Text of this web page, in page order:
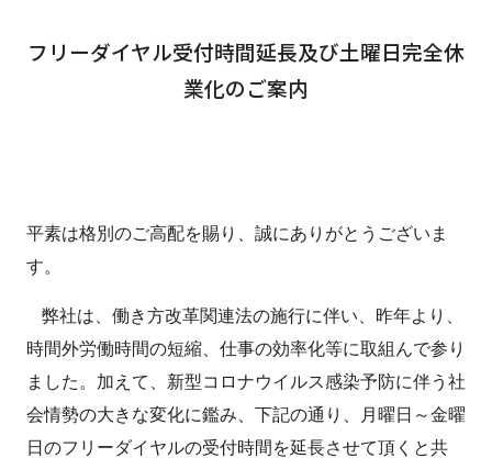
フリーダイヤル受付時間延長及び土曜日完全休
業化のご案内
平素は格別のご高配を賜り、誠にありがとうございま
す。
弊社は、働き方改革関連法の施行に伴い、昨年より、
時間外労働時間の短縮、仕事の効率化等に取組んで参り
ました。加えて、新型コロナウイルス感染予防に伴う社
会情勢の大きな変化に鑑み、下記の通り、月曜日～金曜
日のフリーダイヤルの受付時間を延長させて頂くと共